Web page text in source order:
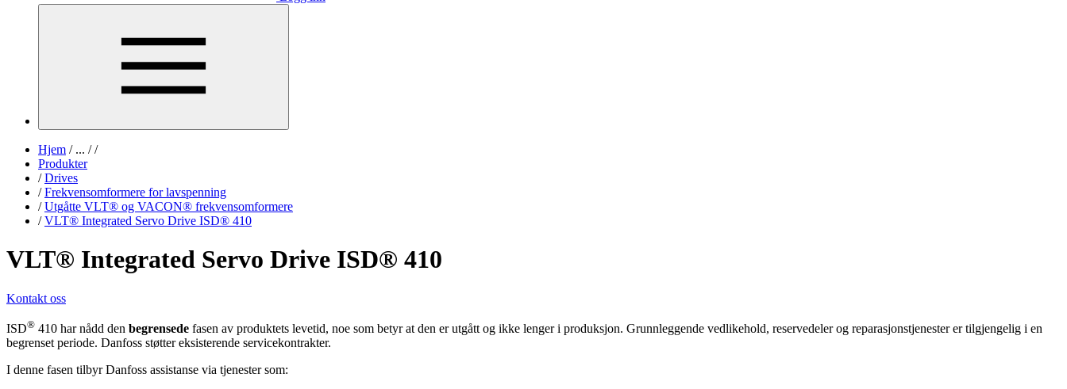
Hjem /... / /
Produkter
/ Drives
/ Frekvensomformere for lavspenning
/ Utgåtte VLT® og VACON® frekvensomformere
/ VLT® Integrated Servo Drive ISD® 410
VLT® Integrated Servo Drive ISD® 410
Kontakt oss
ISD® 410 har nådd den begrensede fasen av produktets levetid, noe som betyr at den er utgått og ikke lenger i produksjon. Grunnleggende vedlikehold, reservedeler og reparasjonstjenester er tilgjengelig i en
begrenset periode. Danfoss støtter eksisterende servicekontrakter.
I denne fasen tilbyr Danfoss assistanse via tjenester som: